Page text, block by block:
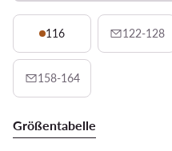
116 122-128
158-164
Größentabelle